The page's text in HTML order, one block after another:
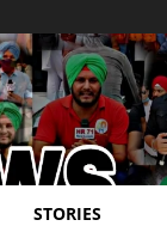
STORIES